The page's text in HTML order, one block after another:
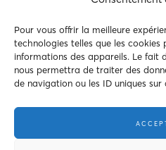
Pour vous offrir la meilleure
technologies telles que les
informations des appareils. Le fait
nous permettra de traiter des
de navigation ou les ID uniques sur
Trouver un détaillant
FAQ
Nous joindre
© 2023 Intersand. Tous droits